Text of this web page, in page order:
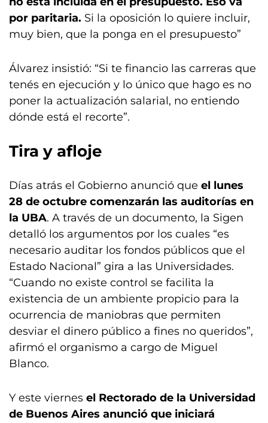
por paritaria. Si la oposición lo quiere incluir,
muy bien, que la ponga en el presupuesto”
Álvarez insistió: “Si te financio las carreras que
tenés en ejecución y lo único que hago es no
poner la actualización salarial, no entiendo
dónde está el recorte”.
Tira y afloje
Días atrás el Gobierno anunció que el lunes
28 de octubre comenzarán las auditorías en
la UBA. A través de un documento, la Sigen
detalló los argumentos por los cuales “es
necesario auditar los fondos públicos que el
Estado Nacional” gira a las Universidades.
“Cuando no existe control se facilita la
existencia de un ambiente propicio para la
ocurrencia de maniobras que permiten
desviar el dinero público a fines no queridos”,
afirmó el organismo a cargo de Miguel
Blanco.
Y este viernes el Rectorado de la Universidad
de Buenos Aires anunció que iniciará